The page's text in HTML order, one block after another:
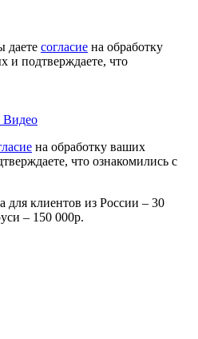
даете согласие на обработку
и подтверждаете, что
на обработку ваших
что ознакомились с
для клиентов из России – 30
– 150 000р.